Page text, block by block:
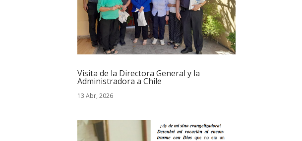
Visita de la Directora General y la
Administradora a Chile
13 Abr, 2026